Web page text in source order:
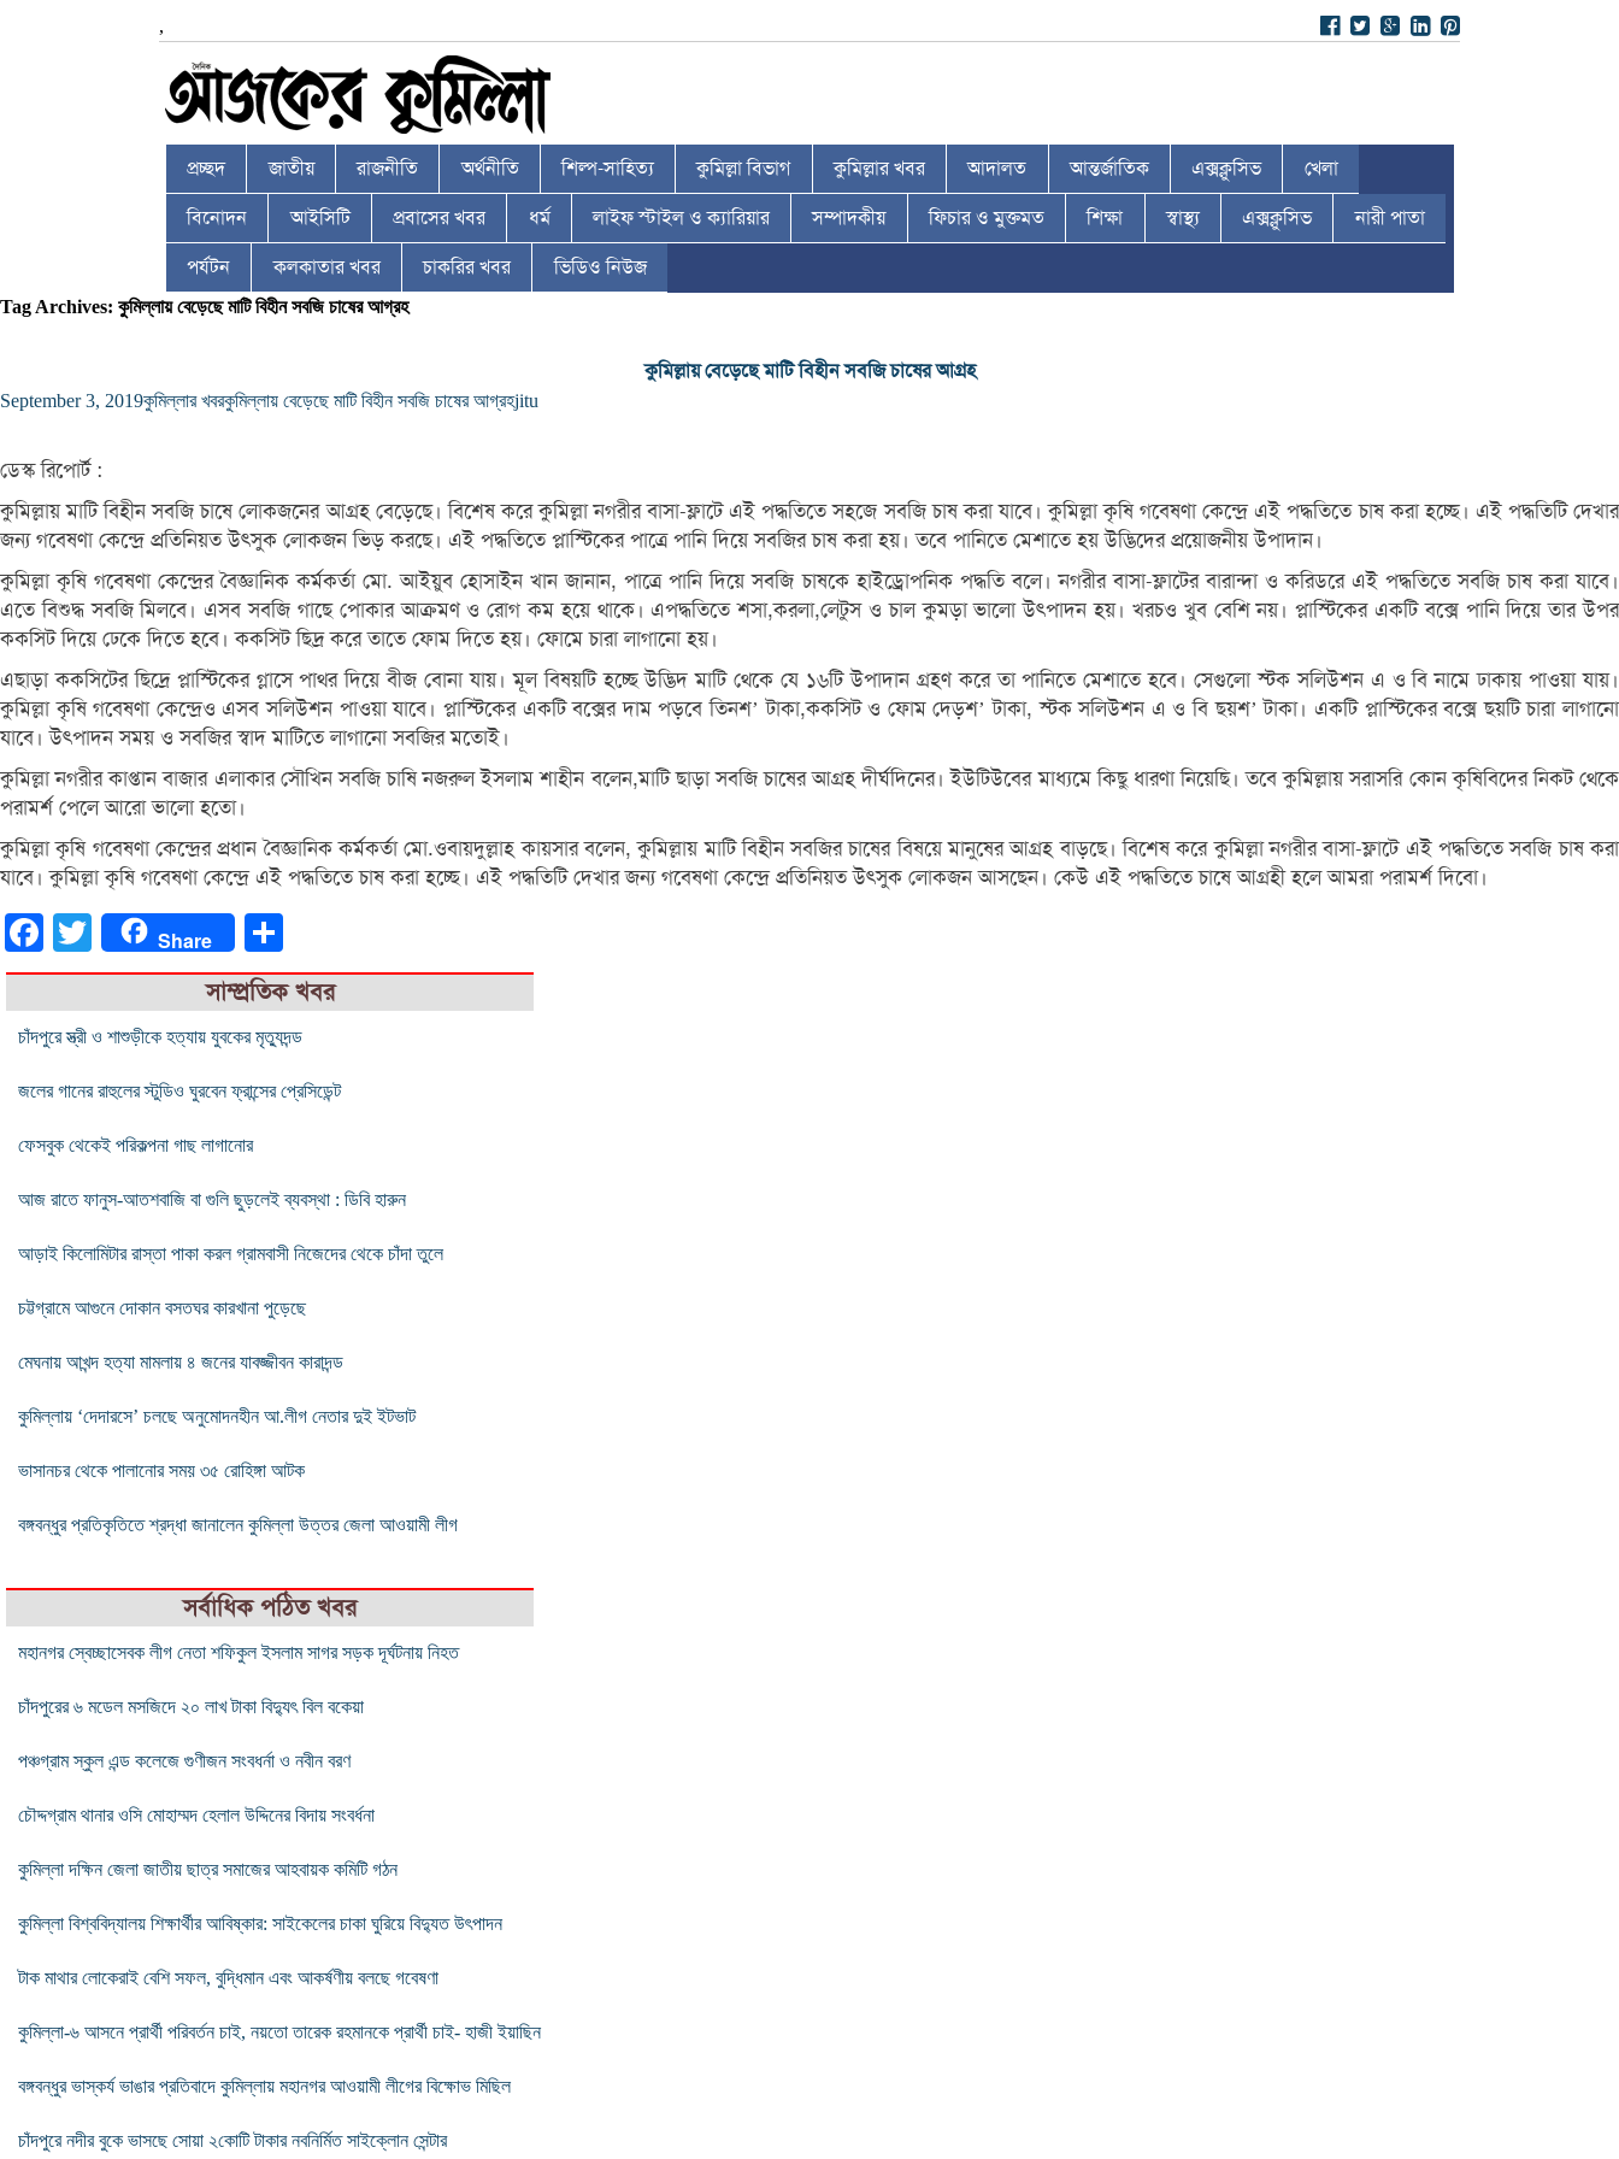
,
প্রচ্ছদ জাতীয় রাজনীতি অর্থনীতি শিল্প-সাহিত্য কুমিল্লা বিভাগ কুমিল্লার খবর আদালত আন্তর্জাতিক এক্সক্লুসিভ খেলা
বিনোদন আইসিটি প্রবাসের খবর ধর্ম লাইফ স্টাইল ও ক্যারিয়ার সম্পাদকীয় ফিচার ও মুক্তমত শিক্ষা স্বাস্থ্য এক্সক্লুসিভ নারী পাতা
পর্যটন কলকাতার খবর চাকরির খবর ভিডিও নিউজ
Tag Archives: কুমিল্লায় বেড়েছে মাটি বিহীন সবজি চাষের আগ্রহ
কুমিল্লায় বেড়েছে মাটি বিহীন সবজি চাষের আগ্রহ
September 3, 2019কুমিল্লার খবরকুমিল্লায় বেড়েছে মাটি বিহীন সবজি চাষের আগ্রহjitu
ডেস্ক রিপোর্ট :
কুমিল্লায় মাটি বিহীন সবজি চাষে লোকজনের আগ্রহ বেড়েছে। বিশেষ করে কুমিল্লা নগরীর বাসা-ফ্লাটে এই পদ্ধতিতে সহজে সবজি চাষ করা যাবে। কুমিল্লা কৃষি গবেষণা কেন্দ্রে এই পদ্ধতিতে চাষ করা হচ্ছে। এই পদ্ধতিটি দেখার
জন্য গবেষণা কেন্দ্রে প্রতিনিয়ত উৎসুক লোকজন ভিড় করছে। এই পদ্ধতিতে প্লাস্টিকের পাত্রে পানি দিয়ে সবজির চাষ করা হয়। তবে পানিতে মেশাতে হয় উদ্ভিদের প্রয়োজনীয় উপাদান।
কুমিল্লা কৃষি গবেষণা কেন্দ্রের বৈজ্ঞানিক কর্মকর্তা মো. আইয়ুব হোসাইন খান জানান, পাত্রে পানি দিয়ে সবজি চাষকে হাইড্রোপনিক পদ্ধতি বলে। নগরীর বাসা-ফ্লাটের বারান্দা ও করিডরে এই পদ্ধতিতে সবজি চাষ করা যাবে।
এতে বিশুদ্ধ সবজি মিলবে। এসব সবজি গাছে পোকার আক্রমণ ও রোগ কম হয়ে থাকে। এপদ্ধতিতে শসা,করলা,লেটুস ও চাল কুমড়া ভালো উৎপাদন হয়। খরচও খুব বেশি নয়। প্লাস্টিকের একটি বক্সে পানি দিয়ে তার উপর
ককসিট দিয়ে ঢেকে দিতে হবে। ককসিট ছিদ্র করে তাতে ফোম দিতে হয়। ফোমে চারা লাগানো হয়।
এছাড়া ককসিটের ছিদ্রে প্লাস্টিকের গ্লাসে পাথর দিয়ে বীজ বোনা যায়। মূল বিষয়টি হচ্ছে উদ্ভিদ মাটি থেকে যে ১৬টি উপাদান গ্রহণ করে তা পানিতে মেশাতে হবে। সেগুলো স্টক সলিউশন এ ও বি নামে ঢাকায় পাওয়া যায়।
কুমিল্লা কৃষি গবেষণা কেন্দ্রেও এসব সলিউশন পাওয়া যাবে। প্লাস্টিকের একটি বক্সের দাম পড়বে তিনশ’ টাকা,ককসিট ও ফোম দেড়শ’ টাকা, স্টক সলিউশন এ ও বি ছয়শ’ টাকা। একটি প্লাস্টিকের বক্সে ছয়টি চারা লাগানো
যাবে। উৎপাদন সময় ও সবজির স্বাদ মাটিতে লাগানো সবজির মতোই।
কুমিল্লা নগরীর কাপ্তান বাজার এলাকার সৌখিন সবজি চাষি নজরুল ইসলাম শাহীন বলেন,মাটি ছাড়া সবজি চাষের আগ্রহ দীর্ঘদিনের। ইউটিউবের মাধ্যমে কিছু ধারণা নিয়েছি। তবে কুমিল্লায় সরাসরি কোন কৃষিবিদের নিকট থেকে
পরামর্শ পেলে আরো ভালো হতো।
কুমিল্লা কৃষি গবেষণা কেন্দ্রের প্রধান বৈজ্ঞানিক কর্মকর্তা মো.ওবায়দুল্লাহ কায়সার বলেন, কুমিল্লায় মাটি বিহীন সবজির চাষের বিষয়ে মানুষের আগ্রহ বাড়ছে। বিশেষ করে কুমিল্লা নগরীর বাসা-ফ্লাটে এই পদ্ধতিতে সবজি চাষ করা
যাবে। কুমিল্লা কৃষি গবেষণা কেন্দ্রে এই পদ্ধতিতে চাষ করা হচ্ছে। এই পদ্ধতিটি দেখার জন্য গবেষণা কেন্দ্রে প্রতিনিয়ত উৎসুক লোকজন আসছেন। কেউ এই পদ্ধতিতে চাষে আগ্রহী হলে আমরা পরামর্শ দিবো।
FacebookTwitter Share
সাম্প্রতিক খবর
চাঁদপুরে স্ত্রী ও শাশুড়ীকে হত্যায় যুবকের মৃত্যুদন্ড
জলের গানের রাহুলের স্টুডিও ঘুরবেন ফ্রান্সের প্রেসিডেন্ট
ফেসবুক থেকেই পরিকল্পনা গাছ লাগানোর
আজ রাতে ফানুস-আতশবাজি বা গুলি ছুড়লেই ব্যবস্থা : ডিবি হারুন
আড়াই কিলোমিটার রাস্তা পাকা করল গ্রামবাসী নিজেদের থেকে চাঁদা তুলে
চট্টগ্রামে আগুনে দোকান বসতঘর কারখানা পুড়েছে
মেঘনায় আখন্দ হত্যা মামলায় ৪ জনের যাবজ্জীবন কারাদন্ড
কুমিল্লায় ‘দেদারসে’ চলছে অনুমোদনহীন আ.লীগ নেতার দুই ইটভাট
ভাসানচর থেকে পালানোর সময় ৩৫ রোহিঙ্গা আটক
বঙ্গবন্ধুর প্রতিকৃতিতে শ্রদ্ধা জানালেন কুমিল্লা উত্তর জেলা আওয়ামী লীগ
সর্বাধিক পঠিত খবর
মহানগর স্বেচ্ছাসেবক লীগ নেতা শফিকুল ইসলাম সাগর সড়ক দূর্ঘটনায় নিহত
চাঁদপুরের ৬ মডেল মসজিদে ২০ লাখ টাকা বিদ্যুৎ বিল বকেয়া
পঞ্চগ্রাম স্কুল এন্ড কলেজে গুণীজন সংবধর্না ও নবীন বরণ
চৌদ্দগ্রাম থানার ওসি মোহাম্মদ হেলাল উদ্দিনের বিদায় সংবর্ধনা
কুমিল্লা দক্ষিন জেলা জাতীয় ছাত্র সমাজের আহবায়ক কমিটি গঠন
কুমিল্লা বিশ্ববিদ্যালয় শিক্ষার্থীর আবিষ্কার: সাইকেলের চাকা ঘুরিয়ে বিদ্যুত উৎপাদন
টাক মাথার লোকেরাই বেশি সফল, বুদ্ধিমান এবং আকর্ষণীয় বলছে গবেষণা
কুমিল্লা-৬ আসনে প্রার্থী পরিবর্তন চাই, নয়তো তারেক রহমানকে প্রার্থী চাই- হাজী ইয়াছিন
বঙ্গবন্ধুর ভাস্কর্য ভাঙার প্রতিবাদে কুমিল্লায় মহানগর আওয়ামী লীগের বিক্ষোভ মিছিল
চাঁদপুরে নদীর বুকে ভাসছে সোয়া ২কোটি টাকার নবনির্মিত সাইক্লোন সেন্টার